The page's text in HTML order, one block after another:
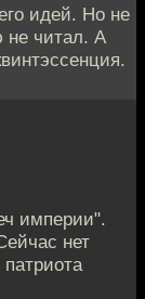
идей. Но не
не читал. А
империи".
нет
патриота